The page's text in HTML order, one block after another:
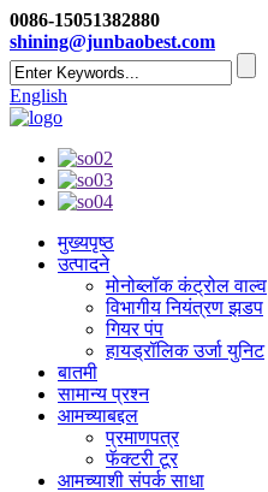
0086-15051382880
shining@junbaobest.com
English
मुख्यपृष्ठ
उत्पादने
मोनोब्लॉक कंट्रोल वाल्व
विभागीय नियंत्रण झडप
गियर पंप
हायड्रॉलिक उर्जा युनिट
बातमी
सामान्य प्रश्न
आमच्याबद्दल
प्रमाणपत्र
फॅक्टरी टूर
आमच्याशी संपर्क साधा